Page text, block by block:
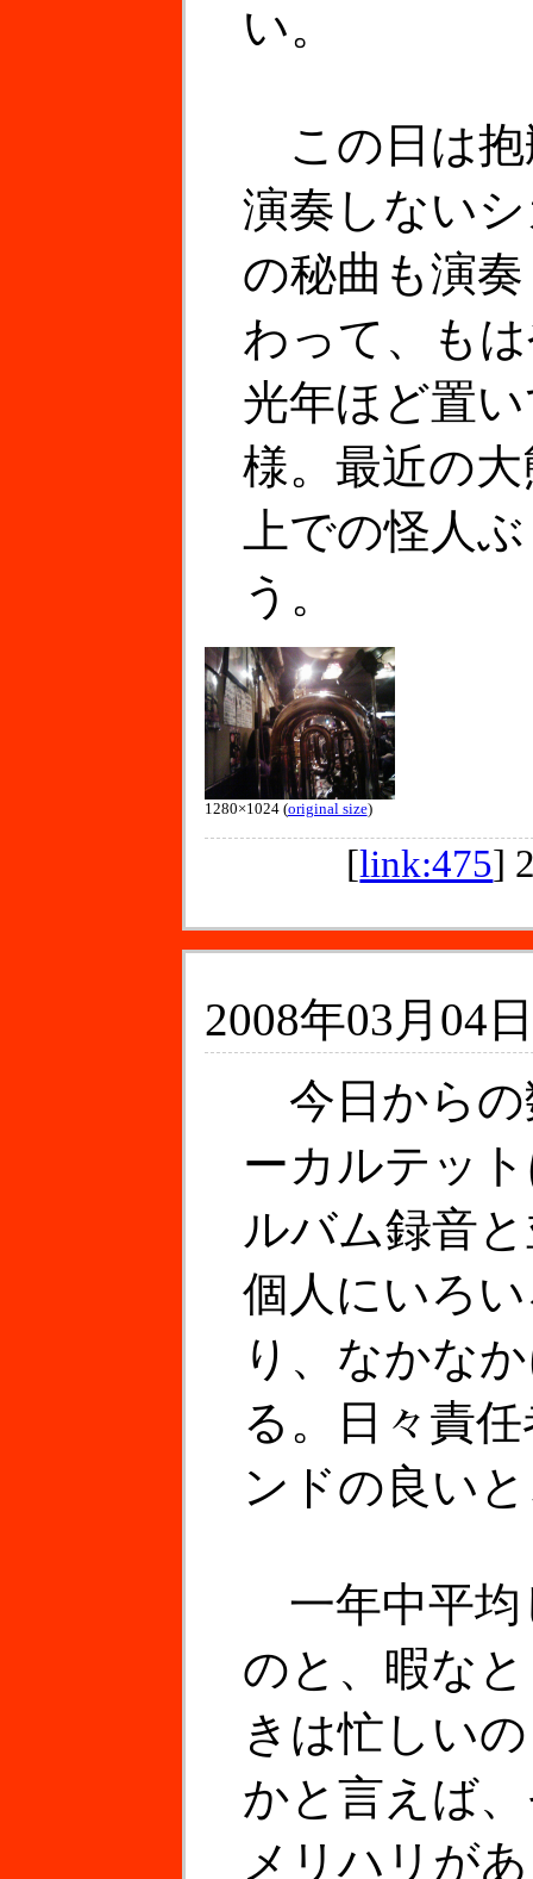
い。
この日は抱
演奏しない
の秘曲も演
わって、も
光年ほど置
様。最近の
上での怪人
う。
1280×1024 (original size)
[link:475]
2008年03月04
今日からの
ーカルテッ
ルバム録音
個人にいろ
り、なかな
る。日々責
ンドの良い
一年中平均
のと、暇な
きは忙しい
かと言えば
メリハリが